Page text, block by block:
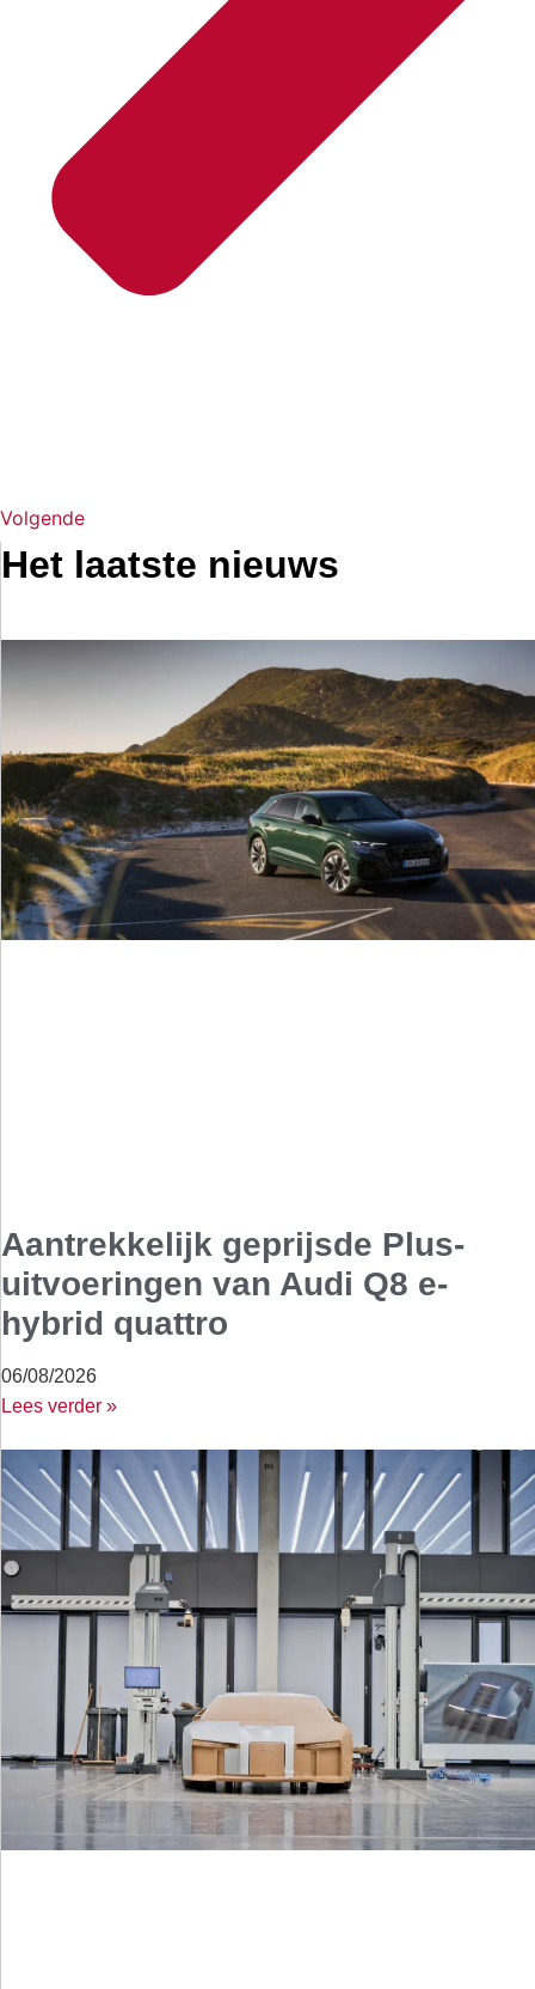
Volgende
Het laatste nieuws
Aantrekkelijk geprijsde Plus-
uitvoeringen van Audi Q8 e-
hybrid quattro
06/08/2026
Lees verder »